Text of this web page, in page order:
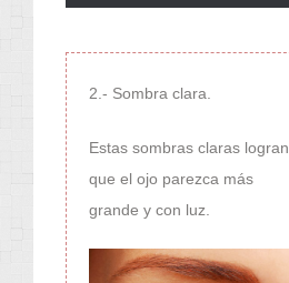
2.- Sombra clara.
Estas sombras claras logran
que el ojo parezca más
grande y con luz.